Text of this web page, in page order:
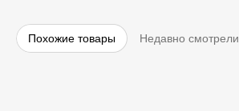
Похожие товары Недавно смотрели